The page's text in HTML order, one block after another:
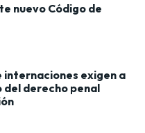
nuevo Código de
internaciones exigen a
del derecho penal